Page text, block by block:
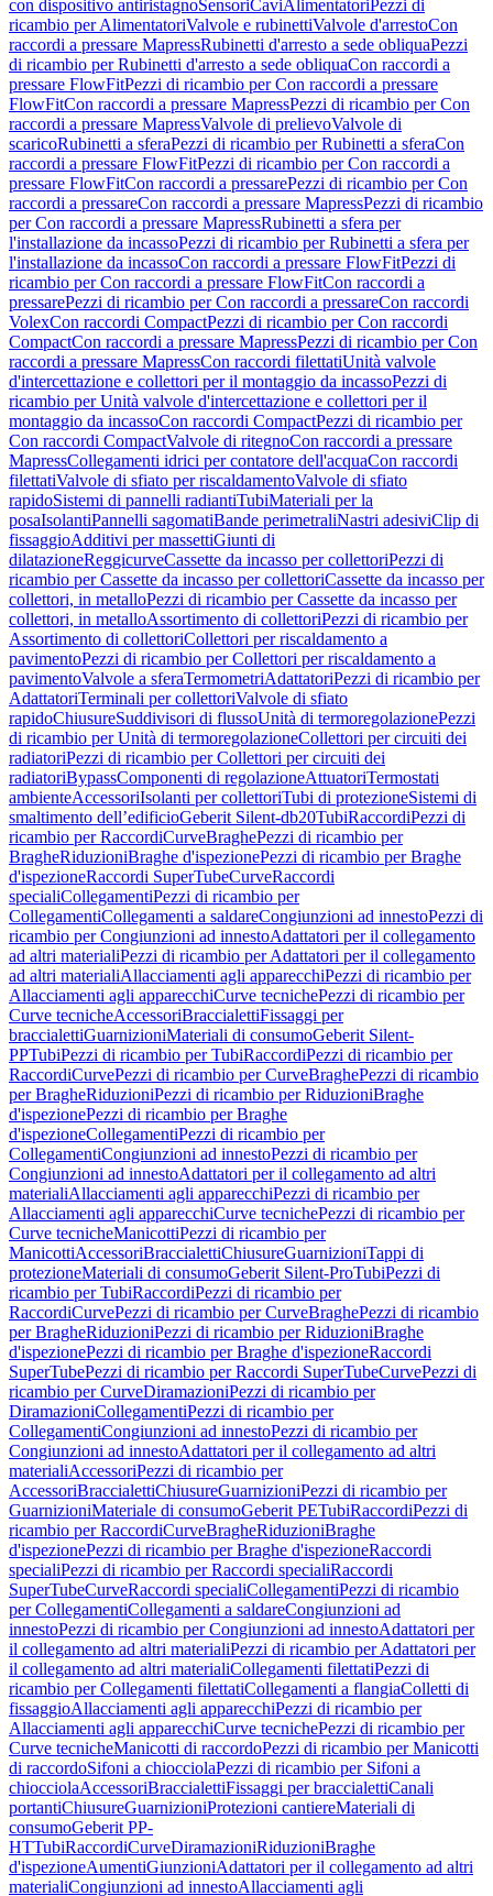
con dispositivo antiristagnoSensoriCaviAlimentatori Pezzi di
ricambio per AlimentatoriValvole e rubinettiValvole d'arrestoCon
raccordi a pressare MapressRubinetti d'arresto a sede obliquaPezzi
di ricambio per Rubinetti d'arresto a sede obliquaCon raccordi a
pressare FlowFitPezzi di ricambio per Con raccordi a pressare
FlowFitCon raccordi a pressare MapressPezzi di ricambio per Con
raccordi a pressare MapressValvole di prelievoValvole di
scaricoRubinetti a sferaPezzi di ricambio per Rubinetti a sferaCon
raccordi a pressare FlowFitPezzi di ricambio per Con raccordi a
pressare FlowFitCon raccordi a pressarePezzi di ricambio per Con
raccordi a pressareCon raccordi a pressare MapressPezzi di ricambio
per Con raccordi a pressare MapressRubinetti a sfera per
l'installazione da incassoPezzi di ricambio per Rubinetti a sfera per
l'installazione da incassoCon raccordi a pressare FlowFitPezzi di
ricambio per Con raccordi a pressare FlowFitCon raccordi a
pressarePezzi di ricambio per Con raccordi a pressareCon raccordi
VolexCon raccordi CompactPezzi di ricambio per Con raccordi
CompactCon raccordi a pressare MapressPezzi di ricambio per Con
raccordi a pressare MapressCon raccordi filettatiUnità valvole
d'intercettazione e collettori per il montaggio da incassoPezzi di
ricambio per Unità valvole d'intercettazione e collettori per il
montaggio da incassoCon raccordi CompactPezzi di ricambio per
Con raccordi CompactValvole di ritegnoCon raccordi a pressare
MapressCollegamenti idrici per contatore dell'acquaCon raccordi
filettatiValvole di sfiato per riscaldamentoValvole di sfiato
rapidoSistemi di pannelli radiantiTubiMateriali per la
posaIsolantiPannelli sagomatiBande perimetraliNastri adesiviClip di
fissaggioAdditivi per massettiGiunti di
dilatazioneReggicurveCassette da incasso per collettoriPezzi di
ricambio per Cassette da incasso per collettoriCassette da incasso per
collettori, in metalloPezzi di ricambio per Cassette da incasso per
collettori, in metalloAssortimento di collettoriPezzi di ricambio per
Assortimento di collettoriCollettori per riscaldamento a
pavimentoPezzi di ricambio per Collettori per riscaldamento a
pavimentoValvole a sferaTermometriAdattatoriPezzi di ricambio per
AdattatoriTerminali per collettoriValvole di sfiato
rapidoChiusureSuddivisori di flussoUnità di termoregolazionePezzi
di ricambio per Unità di termoregolazioneCollettori per circuiti dei
radiatoriPezzi di ricambio per Collettori per circuiti dei
radiatoriBypassComponenti di regolazioneAttuatoriTermostati
ambienteAccessoriIsolanti per collettoriTubi di protezioneSistemi di
smaltimento dell’edificioGeberit Silent-db20TubiRaccordiPezzi di
ricambio per RaccordiCurveBraghePezzi di ricambio per
BragheRiduzioniBraghe d'ispezionePezzi di ricambio per Braghe
d'ispezioneRaccordi SuperTubeCurveRaccordi
specialiCollegamentiPezzi di ricambio per
CollegamentiCollegamenti a saldareCongiunzioni ad innestoPezzi di
ricambio per Congiunzioni ad innestoAdattatori per il collegamento
ad altri materialiPezzi di ricambio per Adattatori per il collegamento
ad altri materialiAllacciamenti agli apparecchiPezzi di ricambio per
Allacciamenti agli apparecchiCurve tecnichePezzi di ricambio per
Curve tecnicheAccessoriBraccialettiFissaggi per
braccialettiGuarnizioniMateriali di consumoGeberit Silent-
PPTubiPezzi di ricambio per TubiRaccordiPezzi di ricambio per
RaccordiCurvePezzi di ricambio per CurveBraghePezzi di ricambio
per BragheRiduzioniPezzi di ricambio per RiduzioniBraghe
d'ispezionePezzi di ricambio per Braghe
d'ispezioneCollegamentiPezzi di ricambio per
CollegamentiCongiunzioni ad innestoPezzi di ricambio per
Congiunzioni ad innestoAdattatori per il collegamento ad altri
materialiAllacciamenti agli apparecchiPezzi di ricambio per
Allacciamenti agli apparecchiCurve tecnichePezzi di ricambio per
Curve tecnicheManicottiPezzi di ricambio per
ManicottiAccessoriBraccialettiChiusureGuarnizioniTappi di
protezioneMateriali di consumoGeberit Silent-ProTubiPezzi di
ricambio per TubiRaccordiPezzi di ricambio per
RaccordiCurvePezzi di ricambio per CurveBraghePezzi di ricambio
per BragheRiduzioniPezzi di ricambio per RiduzioniBraghe
d'ispezionePezzi di ricambio per Braghe d'ispezioneRaccordi
SuperTubePezzi di ricambio per Raccordi SuperTubeCurvePezzi di
ricambio per CurveDiramazioniPezzi di ricambio per
DiramazioniCollegamentiPezzi di ricambio per
CollegamentiCongiunzioni ad innestoPezzi di ricambio per
Congiunzioni ad innestoAdattatori per il collegamento ad altri
materialiAccessoriPezzi di ricambio per
AccessoriBraccialettiChiusureGuarnizioniPezzi di ricambio per
GuarnizioniMateriale di consumoGeberit PETubiRaccordiPezzi di
ricambio per RaccordiCurveBragheRiduzioniBraghe
d'ispezionePezzi di ricambio per Braghe d'ispezioneRaccordi
specialiPezzi di ricambio per Raccordi specialiRaccordi
SuperTubeCurveRaccordi specialiCollegamentiPezzi di ricambio
per CollegamentiCollegamenti a saldareCongiunzioni ad
innestoPezzi di ricambio per Congiunzioni ad innestoAdattatori per
il collegamento ad altri materialiPezzi di ricambio per Adattatori per
il collegamento ad altri materialiCollegamenti filettatiPezzi di
ricambio per Collegamenti filettatiCollegamenti a flangiaColletti di
fissaggioAllacciamenti agli apparecchiPezzi di ricambio per
Allacciamenti agli apparecchiCurve tecnichePezzi di ricambio per
Curve tecnicheManicotti di raccordoPezzi di ricambio per Manicotti
di raccordoSifoni a chiocciolaPezzi di ricambio per Sifoni a
chiocciolaAccessoriBraccialettiFissaggi per braccialettiCanali
portantiChiusureGuarnizioniProtezioni cantiereMateriali di
consumoGeberit PP-
HTTubiRaccordiCurveDiramazioniRiduzioniBraghe
d'ispezioneAumentiGiunzioniAdattatori per il collegamento ad altri
materialiCongiunzioni ad innestoAllacciamenti agli